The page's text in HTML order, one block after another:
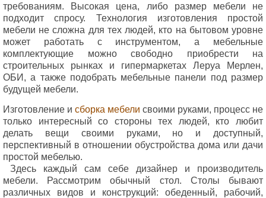
требованиям. Высокая цена, либо размер мебели не
подходит спросу. Технология изготовления простой
мебели не сложна для тех людей, кто на бытовом уровне
может работать с инструментом, а мебельные
комплектующие можно свободно приобрести на
строительных рынках и гипермаркетах Леруа Мерлен,
ОБИ, а также подобрать мебельные панели под размер
будущей мебели.
Изготовление и сборка мебели своими руками, процесс не
только интересный со стороны тех людей, кто любит
делать вещи своими руками, но и доступный,
перспективный в отношении обустройства дома или дачи
простой мебелью.
Здесь каждый сам себе дизайнер и производитель
мебели. Рассмотрим обычный стол. Столы бывают
различных видов и конструкций: обеденный, рабочий,